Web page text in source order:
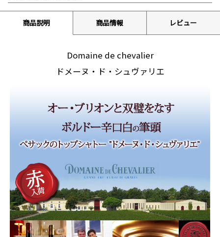
商品説明 商品情報 レビュー
Domaine de chevalier
ドメーヌ・ド・シュヴァリエ